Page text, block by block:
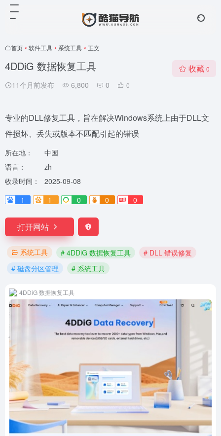
首页 • 软件工具 • 系统工具 • 正文
4DDiG 数据恢复工具
11个月前发布 6,800 0 0
收藏 0
专业的DLL修复工具，旨在解决Windows系统上由于DLL文
件损坏、丢失或版本不匹配引起的错误
所在地：
中国
语言：
zh
收录时间：
2025-09-08
1
1- 0 0 0
打开网站
系统工具 # 4DDiG 数据恢复工具
# DLL 错误修复
# 磁盘分区管理
# 系统工具
4DDiG 数据恢复工具